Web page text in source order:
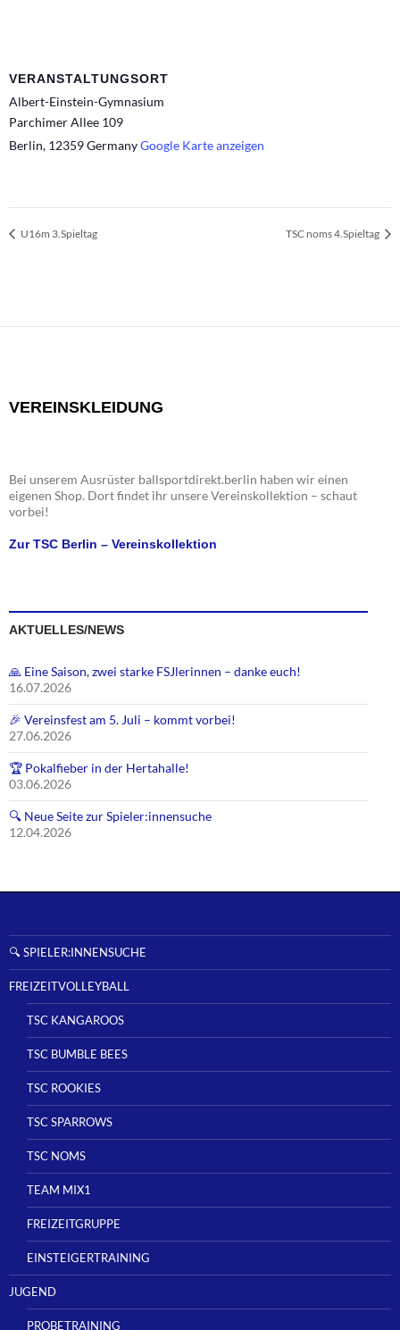
VERANSTALTUNGSORT
Albert-Einstein-Gymnasium
Parchimer Allee 109
Berlin, 12359GermanyGoogle Karte anzeigen
U16m 3.Spieltag TSC noms 4.Spieltag
VEREINSKLEIDUNG
Bei unserem Ausrüster ballsportdirekt.berlin haben wir einen
eigenen Shop. Dort findet ihr unsere Vereinskollektion – schaut
vorbei!
Zur TSC Berlin – Vereinskollektion
AKTUELLES/NEWS
🙏 Eine Saison, zwei starke FSJlerinnen – danke euch!
16.07.2026
🎉 Vereinsfest am 5. Juli – kommt vorbei!
27.06.2026
🏆 Pokalfieber in der Hertahalle!
03.06.2026
🔍 Neue Seite zur Spieler:innensuche
12.04.2026
🔍 SPIELER:INNENSUCHE
FREIZEITVOLLEYBALL
TSC KANGAROOS
TSC BUMBLE BEES
TSC ROOKIES
TSC SPARROWS
TSC NOMS
TEAM MIX1
FREIZEITGRUPPE
EINSTEIGERTRAINING
JUGEND
PROBETRAINING